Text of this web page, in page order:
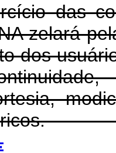
das
zelará
dos